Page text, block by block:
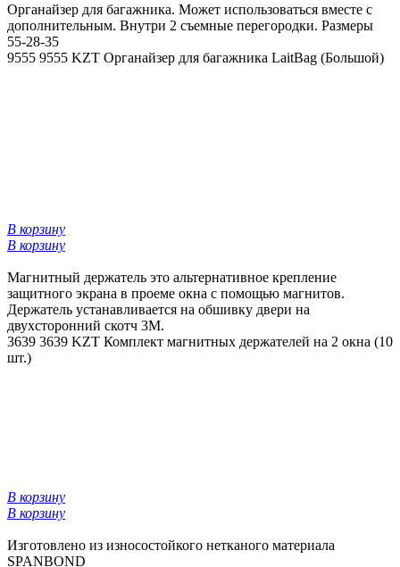
Органайзер для багажника. Может использоваться вместе с
дополнительным. Внутри 2 съемные перегородки. Размеры
55-28-35
9555 9555 KZT Органайзер для багажника LaitBag (Большой)
В корзину
В корзину
Магнитный держатель это альтернативное крепление
защитного экрана в проеме окна с помощью магнитов.
Держатель устанавливается на обшивку двери на
двухсторонний скотч 3М.
3639 3639 KZT Комплект магнитных держателей на 2 окна (10
шт.)
В корзину
В корзину
Изготовлено из износостойкого нетканого материала
SPANBOND